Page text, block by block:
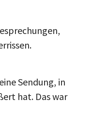
Sendung, in
hat. Das war